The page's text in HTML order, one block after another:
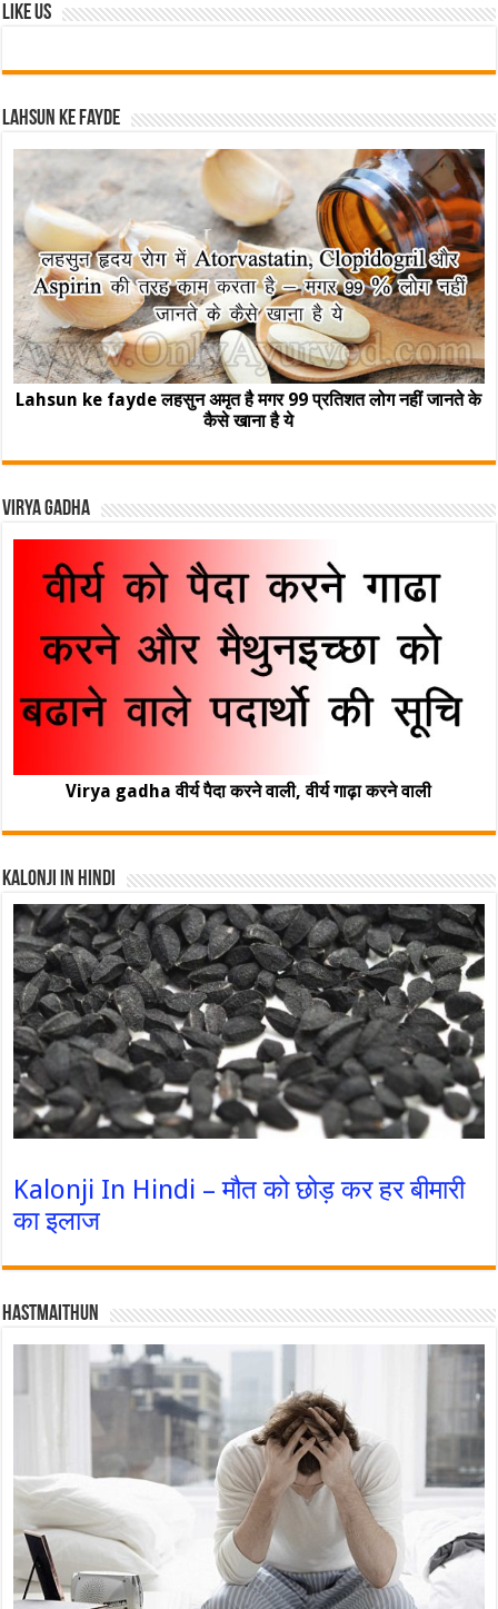
Like Us
Lahsun ke fayde
Lahsun ke fayde लहसुन अमृत है मगर 99 प्रतिशत लोग नहीं जानते के
कैसे खाना है ये
Virya Gadha
Virya gadha वीर्य पैदा करने वाली, वीर्य गाढ़ा करने वाली
Kalonji In Hindi
Kalonji In Hindi – मौत को छोड़ कर हर बीमारी
का इलाज
Hastmaithun